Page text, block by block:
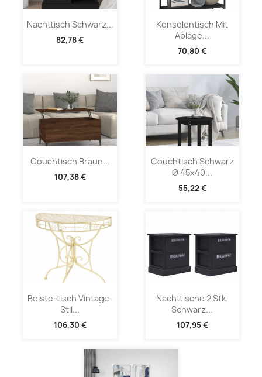
Nachttisch Schwarz...
82,78 €
Konsolentisch Mit
Ablage...
70,80 €
Couchtisch Braun...
107,38 €
Couchtisch Schwarz
Ø 45x40...
55,22 €
Beistelltisch Vintage-
Stil...
106,30 €
Nachttische 2 Stk.
Schwarz...
107,95 €